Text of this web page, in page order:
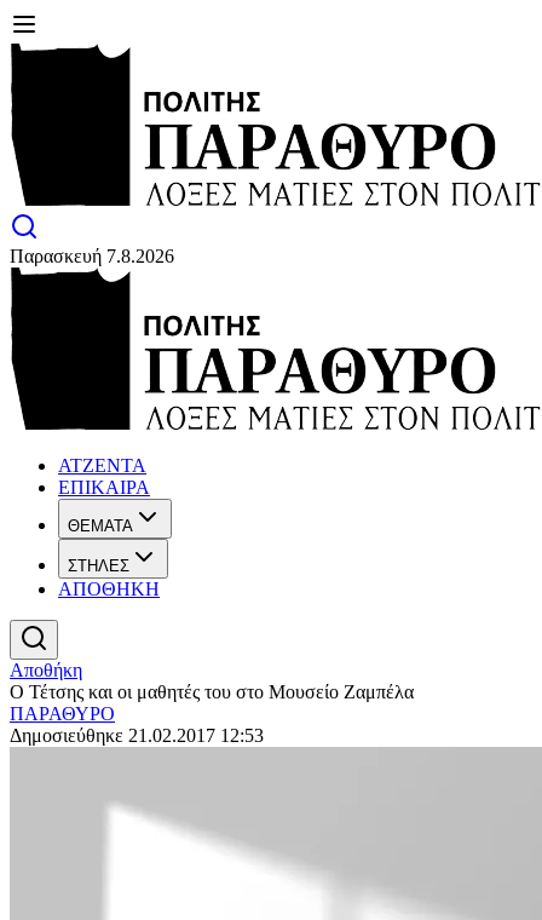
Παρασκευή 7.8.2026
ΑΤΖΕΝΤΑ
ΕΠΙΚΑΙΡΑ
ΘΕΜΑΤΑ
ΣΤΗΛΕΣ
ΑΠΟΘΗΚΗ
Αποθήκη
Ο Τέτσης και οι μαθητές του στο Μουσείο Ζαμπέλα
ΠΑΡΑΘΥΡΟ
Δημοσιεύθηκε 21.02.2017 12:53